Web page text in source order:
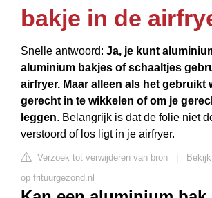
bakje in de
Snelle antwoord: Ja, je kunt
aluminium bakjes of schaaltjes
airfryer. Maar alleen als het gebruikt
gerecht in te wikkelen of om je
leggen. Belangrijk is dat de folie niet
verstoord of los ligt in je airfryer.
Verzoek tot verwijderen van bron
op frituurgezond.nl